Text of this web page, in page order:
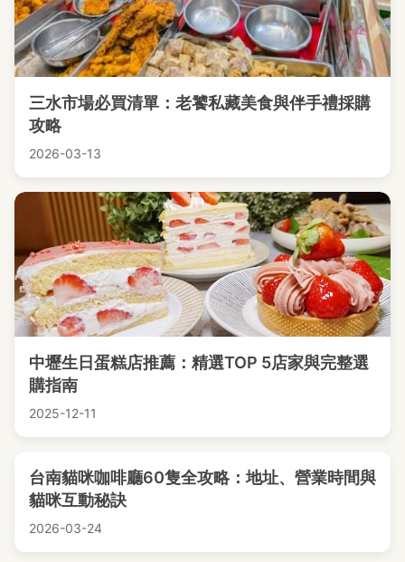
三水市場必買清單：老饕私藏美食與伴手禮採購
攻略
2026-03-13
中壢生日蛋糕店推薦：精選TOP 5店家與完整選
購指南
2025-12-11
台南貓咪咖啡廳60隻全攻略：地址、營業時間與
貓咪互動秘訣
2026-03-24